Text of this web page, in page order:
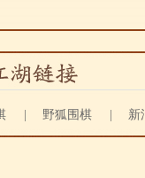
野狐围棋 新